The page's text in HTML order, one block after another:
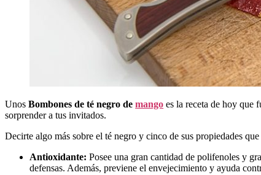
UnosBombones de té negro demango es la receta de hoy que
sorprender a tus invitados.
Decirte algo más sobre el té negro y cinco de sus propiedades
Antioxidante: Posee una gran cantidad de polifenoles y
defensas. Además, previene el envejecimiento y ayuda